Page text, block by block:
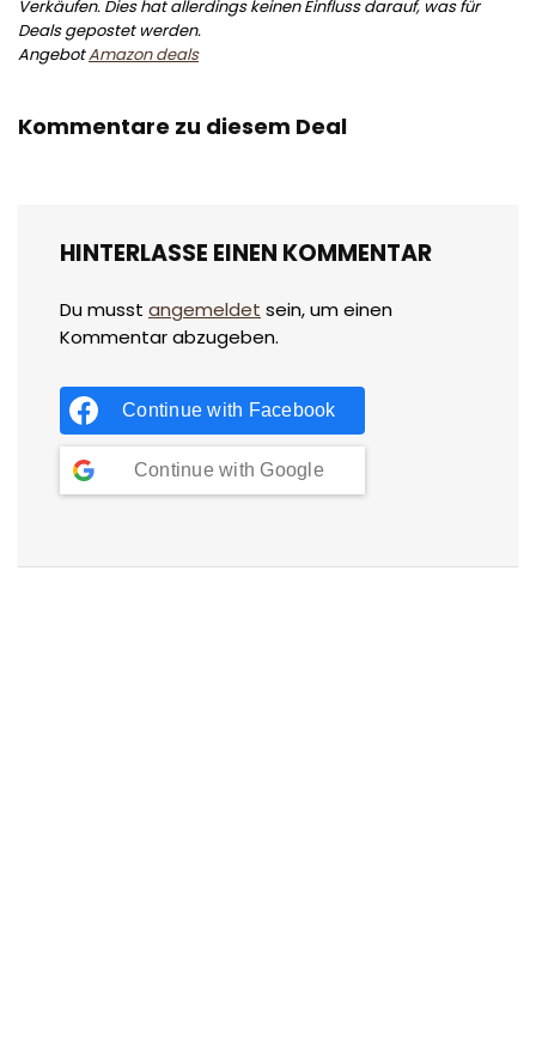
Verkäufen. Dies hat allerdings keinen Einfluss darauf, was für
Deals gepostet werden.
AngebotAmazon deals
Kommentare zu diesem Deal
HINTERLASSE EINEN KOMMENTAR
Du musst angemeldet sein, um einen
Kommentar abzugeben.
Continue with Facebook
Continue with Google